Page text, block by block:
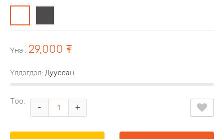
Үнэ : 29,000 ₮
Үлдэгдэл: Дууссан
Тоо:
- +